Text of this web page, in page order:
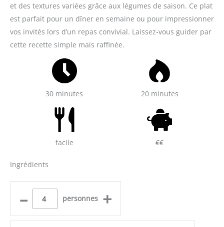
et des textures variées grâce aux légumes de saison. Ce plat
est parfait pour un dîner en semaine ou pour impressionner
vos invités lors d’un repas convivial. Laissez-vous guider par
cette recette simple mais raffinée.
30 minutes 20 minutes
facile €€
Ingrédients
– personnes +